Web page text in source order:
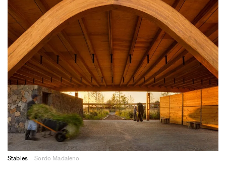
Stables Sordo Madaleno